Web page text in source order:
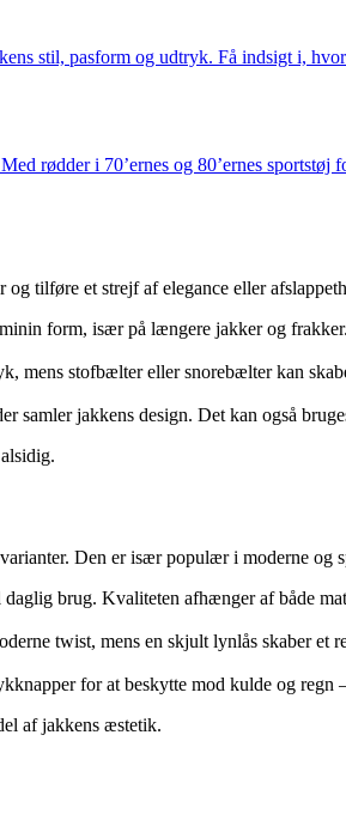
stil, pasform og udtryk. Få indsigt i,
rødder i 70’ernes og 80’ernes
tilføre et strejf af elegance eller
form, især på længere jakker og
mens stofbælter eller snorebælter kan
samler jakkens design. Det kan også
Den er især populær i moderne
brug. Kvaliteten afhænger af både
twist, mens en skjult lynlås skaber
for at beskytte mod kulde og
af jakkens æstetik.